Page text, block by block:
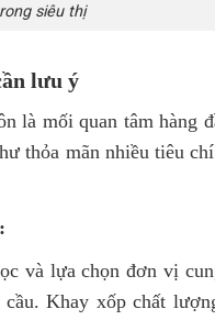
siêu thị
lưu ý
là mối quan tâm hàng
thỏa mãn nhiều tiêu
và lựa chọn đơn vị
Khay xốp chất